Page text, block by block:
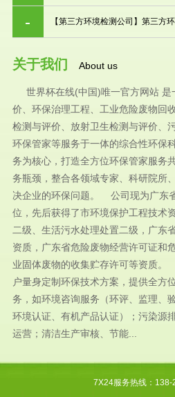
【第三方环境检测公司】第三方
关于我们 About us
世界杯在线(中国)唯一官方网站 是
价、环保治理工程、工业危险废物回
检测与评价、放射卫生检测与评价、
环保管家等服务于一体的综合性环保
务为核心，打造全方位环保管家服务
务瓶颈，整合各领域专家、科研院所
决企业的环保问题。 公司现为广东
位，先后获得了市环境保护工程技术
二级、生活污水处理处置二级，广东
资质，广东省危险废物经营许可证和
业固体废物的收集贮存许可等资质
户量身定制环保技术方案，提供全方
务，如环境咨询服务（环评、监理、
环境认证、有机产品认证）；污染源
运营；清洁生产审核、节能...
7X24服务热线：